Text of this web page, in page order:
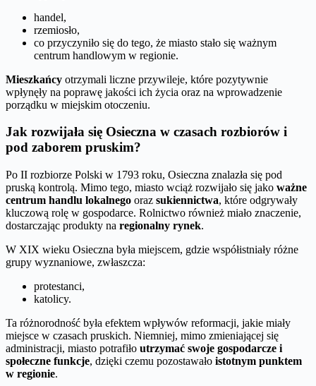
handel,
rzemiosło,
co przyczyniło się do tego, że miasto stało się ważnym
centrum handlowym w regionie.
Mieszkańcy otrzymali liczne przywileje, które pozytywnie
wpłynęły na poprawę jakości ich życia oraz na wprowadzenie
porządku w miejskim otoczeniu.
Jak rozwijała się Osieczna w czasach rozbiorów i
pod zaborem pruskim?
Po II rozbiorze Polski w 1793 roku, Osieczna znalazła się pod
pruską kontrolą. Mimo tego, miasto wciąż rozwijało się jako ważne
centrum handlu lokalnego oraz sukiennictwa, które odgrywały
kluczową rolę w gospodarce. Rolnictwo również miało znaczenie,
dostarczając produkty na regionalny rynek.
W XIX wieku Osieczna była miejscem, gdzie współistniały różne
grupy wyznaniowe, zwłaszcza:
protestanci,
katolicy.
Ta różnorodność była efektem wpływów reformacji, jakie miały
miejsce w czasach pruskich. Niemniej, mimo zmieniającej się
administracji, miasto potrafiło utrzymać swoje gospodarcze i
społeczne funkcje, dzięki czemu pozostawało istotnym punktem
w regionie.